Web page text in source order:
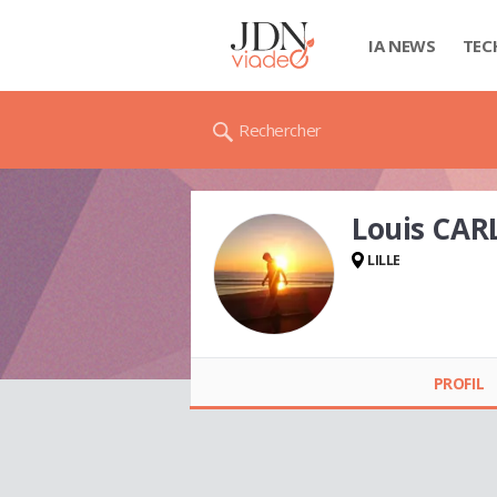
IA NEWS
Rechercher
Louis
LILLE
PROFIL